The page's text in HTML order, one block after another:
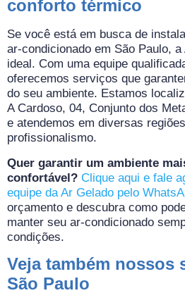
conforto térmico
Se você está em busca de
ar-condicionado em São Paulo,
ideal. Com uma equipe
oferecemos serviços que
do seu ambiente. Estamos
A Cardoso, 04, Conjunto dos
e atendemos em diversas
profissionalismo.
Quer garantir um ambiente
confortável? Clique aqui e fale
equipe da Ar Gelado pelo
orçamento e descubra como
manter seu ar-condicionado
condições.
Veja também nossos
São Paulo